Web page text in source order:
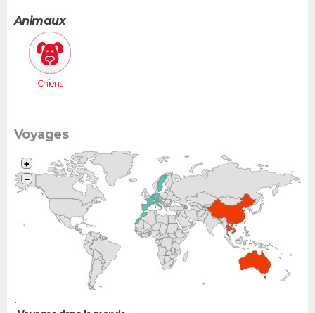
(Megane,
307...)
Animaux
Chiens
Voyages
•
+
−